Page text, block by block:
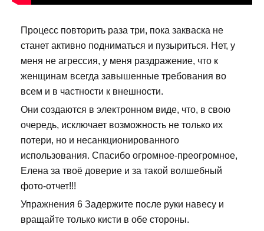
Процесс повторить раза три, пока закваска не
станет активно подниматься и пузыриться. Нет, у
меня не агрессия, у меня раздражение, что к
женщинам всегда завышенные требования во
всем и в частности к внешности.
Они создаются в электронном виде, что, в свою
очередь, исключает возможность не только их
потери, но и несанкционированного
использования. Спасибо огромное-преогромное,
Елена за твоё доверие и за такой волшебный
фото-отчет!!!
Упражнения 6 Задержите после руки навесу и
вращайте только кисти в обе стороны.